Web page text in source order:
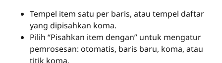
Tempel item satu per baris, atau tempel daftar
yang dipisahkan koma.
Pilih “Pisahkan item dengan” untuk mengatur
pemrosesan: otomatis, baris baru, koma, atau
titik koma.